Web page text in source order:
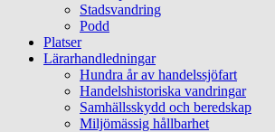
Stadsvandring
Podd
Platser
Lärarhandledningar
Hundra år av handelssjöfart
Handelshistoriska vandringar
Samhällsskydd och beredskap
Miljömässig hållbarhet